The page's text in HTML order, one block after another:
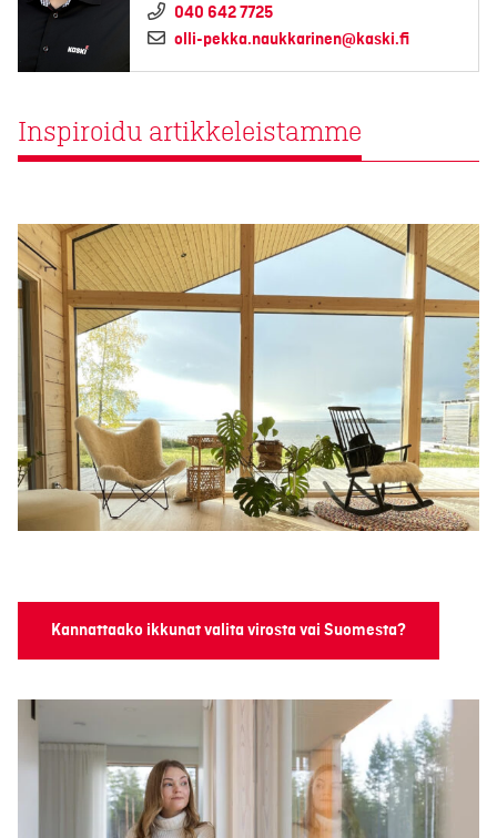
040 642 7725
olli-pekka.naukkarinen@kaski.fi
Inspiroidu artikkeleistamme
Kannattaako ikkunat valita virosta vai Suomesta?